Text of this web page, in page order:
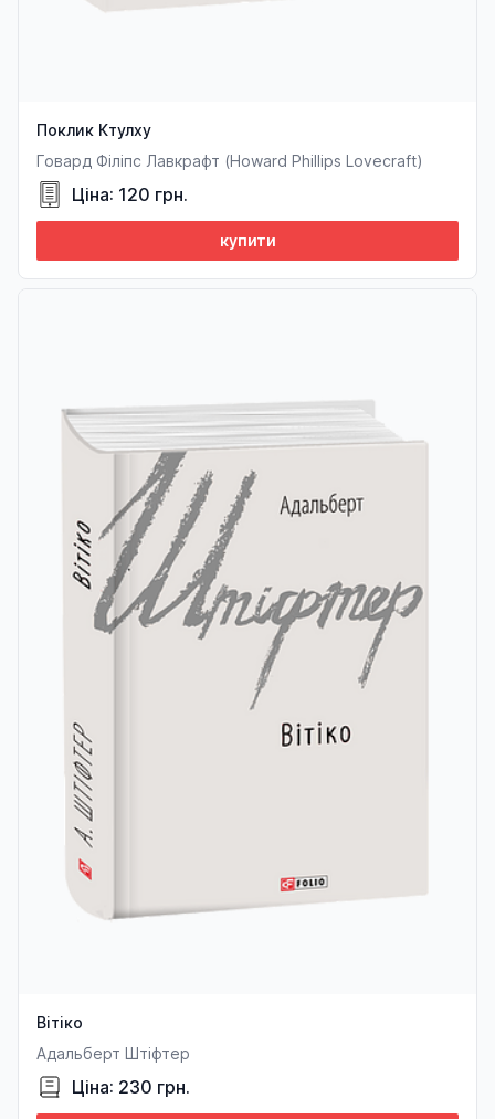
Поклик Ктулху
Говард Філіпс Лавкрафт (Howard Phillips Lovecraft)
Ціна: 120 грн.
купити
Вітіко
Адальберт Штіфтер
Ціна: 230 грн.